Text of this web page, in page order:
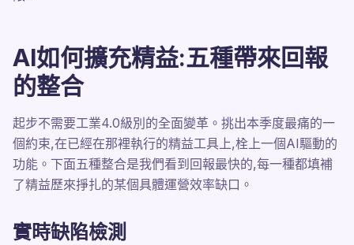
AI如何擴充精益:五種帶來回報
的整合
起步不需要工業4.0級別的全面變革。挑出本季度最痛的一
個約束,在已經在那裡執行的精益工具上,栓上一個AI驅動的
功能。下面五種整合是我們看到回報最快的,每一種都填補
了精益歷來掙扎的某個具體運營效率缺口。
實時缺陷檢測